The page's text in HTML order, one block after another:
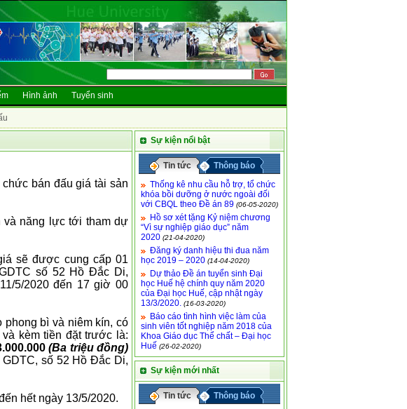
Hình ảnh Tuyển sinh
bán đấu giá tài sản
và năng lực tới tham dự
sẽ được cung cấp 01
số 52 Hồ Đắc Di,
5/2020 đến 17 giờ 00
bì và niêm kín, có
kèm tiền đặt trước là:
(Ba triệu đồng)
số 52 Hồ Đắc Di,
hết ngày 13/5/2020.
Sự kiện nổi bật
Tin tức
Thông báo
Thống kê nhu cầu hỗ trợ, tổ chức
khóa bồi dưỡng ở nước ngoài đối
với CBQL theo Đề án 89 (06-05-2020)
Hồ sơ xét tặng Kỷ niệm chương
“Vì sự nghiệp giáo dục” năm
2020 (21-04-2020)
Đăng ký danh hiệu thi đua năm
học 2019 – 2020 (14-04-2020)
Dự thảo Đề án tuyển sinh Đại
học Huế hệ chính quy năm 2020
của Đại học Huế, cập nhật ngày
13/3/2020. (16-03-2020)
Báo cáo tình hình việc làm của
sinh viên tốt nghiệp năm 2018 của
Khoa Giáo dục Thể chất – Đại học
Huế (26-02-2020)
Sự kiện mới nhất
Tin tức
Thông báo